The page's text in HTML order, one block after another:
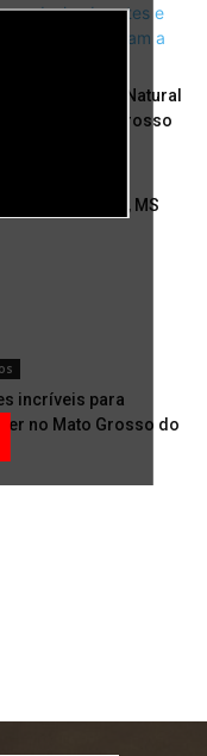
Um Tesouro Natural
do Mato Grosso
Onça – Bonito, MS
incríveis para
no Mato Grosso do